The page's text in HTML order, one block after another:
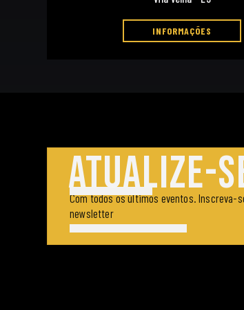
INFORMAÇÕES
ATUALIZE-
Com todos os últimos eventos. Inscreva-
newsletter